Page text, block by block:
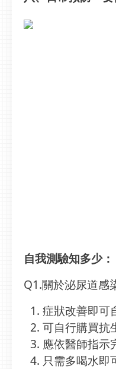
自我測驗知多少：
Q1.關於泌尿道感
症狀改善即可
可自行購買抗
應依醫師指示
只需多喝水即